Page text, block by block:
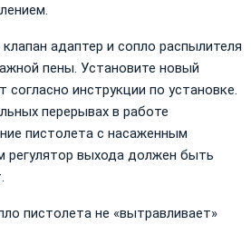
адаптер и сопло распылителя
пены. Установите новый
согласно инструкции по установке.
перерывах в работе
пистолета с насаженным
регулятор выхода должен быть
пистолета не «вытравливает»